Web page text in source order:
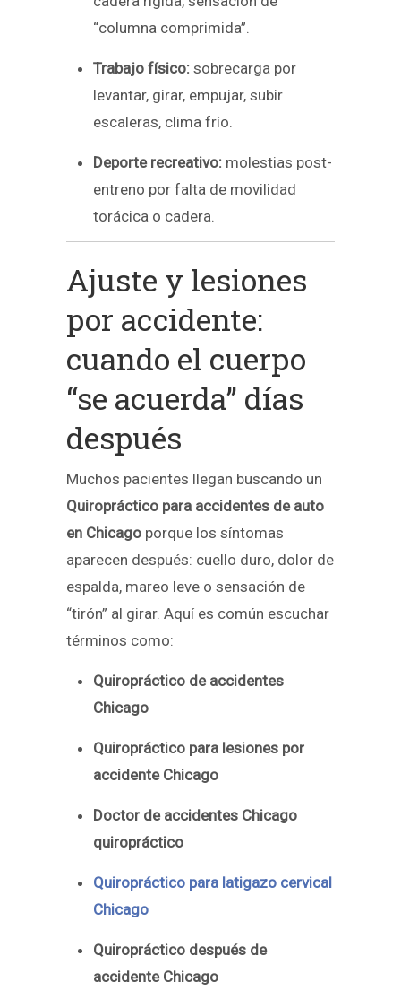
“columna comprimida”.
Trabajo físico: sobrecarga por
levantar, girar, empujar, subir
escaleras, clima frío.
Deporte recreativo: molestias post-
entreno por falta de movilidad
torácica o cadera.
Ajuste y lesiones
por accidente:
cuando el cuerpo
“se acuerda” días
después
Muchos pacientes llegan buscando un
Quiropráctico para accidentes de auto
en Chicago porque los síntomas
aparecen después: cuello duro, dolor de
espalda, mareo leve o sensación de
“tirón” al girar. Aquí es común escuchar
términos como:
Quiropráctico de accidentes
Chicago
Quiropráctico para lesiones por
accidente Chicago
Doctor de accidentes Chicago
quiropráctico
Quiropráctico para latigazo cervical
Chicago
Quiropráctico después de
accidente Chicago